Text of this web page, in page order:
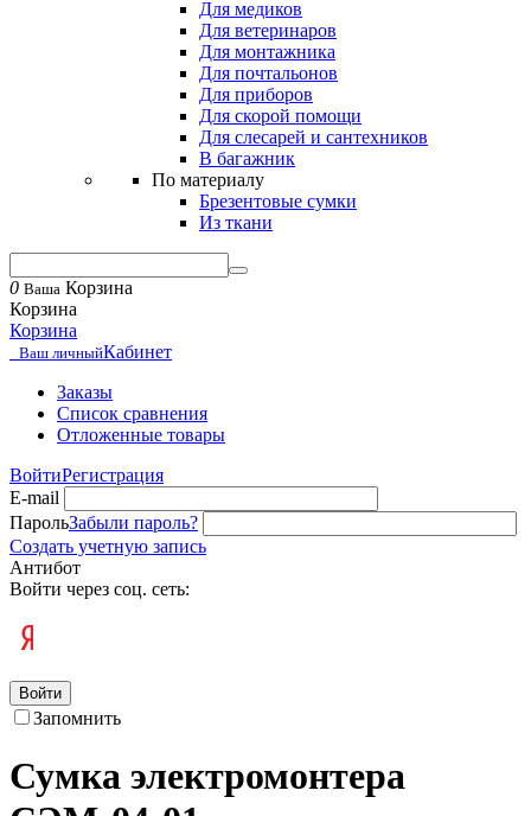
Для медиков
Для ветеринаров
Для монтажника
Для почтальонов
Для приборов
Для скорой помощи
Для слесарей и сантехников
В багажник
По материалу
Брезентовые сумки
Из ткани
0 Ваша Корзина
Корзина
Корзина
Ваш личныйКабинет
Заказы
Список сравнения
Отложенные товары
ВойтиРегистрация
E-mail
ПарольЗабыли пароль?
Создать учетную запись
Антибот
Войти через соц. сеть:
Войти
Запомнить
Сумка электромонтера